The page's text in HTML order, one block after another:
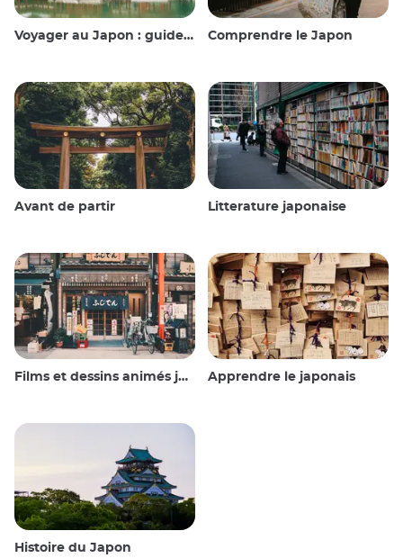
Voyager au Japon : guide et conseils Comprendre le Japon
Avant de partir Litterature japonaise
Films et dessins animés japonais Apprendre le japonais
Histoire du Japon